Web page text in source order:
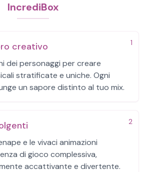
IncrediBox
1
creativo
dei personaggi per creare
stratificate e uniche. Ogni
un sapore distinto al tuo mix.
2
e le vivaci animazioni
di gioco complessiva,
accattivante e divertente.